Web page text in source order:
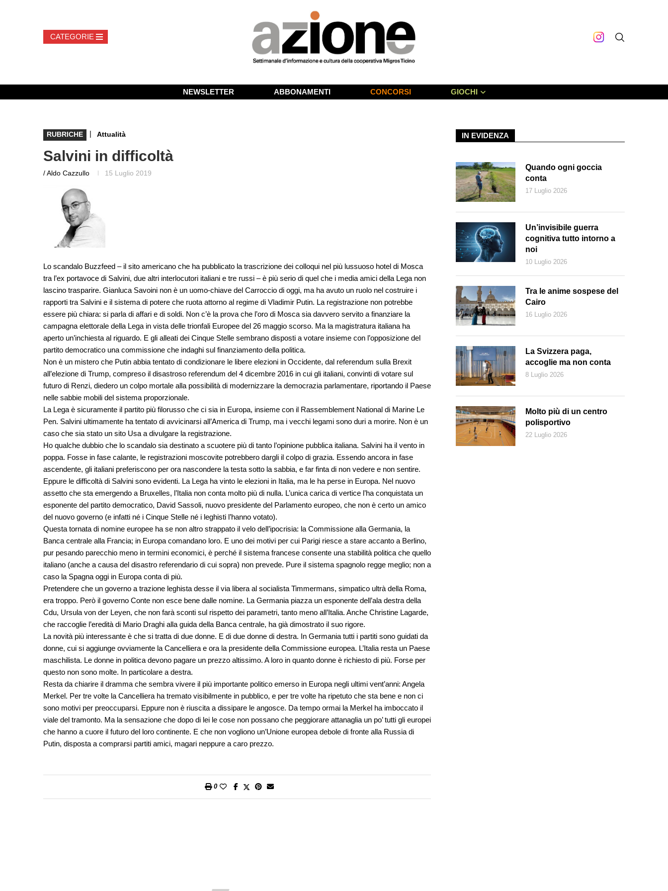
NEWSLETTER ABBONAMENTI CONCORSI GIOCHI
RUBRICHE | Attualità
Salvini in difficoltà
/ Aldo Cazzullo 15 Luglio 2019
Lo scandalo Buzzfeed – il sito americano che ha pubblicato la trascrizione dei colloqui nel più lussuoso hotel di Mosca
tra l’ex portavoce di Salvini, due altri interlocutori italiani e tre russi – è più serio di quel che i media amici della Lega non
lascino trasparire. Gianluca Savoini non è un uomo-chiave del Carroccio di oggi, ma ha avuto un ruolo nel costruire i
rapporti tra Salvini e il sistema di potere che ruota attorno al regime di Vladimir Putin. La registrazione non potrebbe
essere più chiara: si parla di affari e di soldi. Non c’è la prova che l’oro di Mosca sia davvero servito a finanziare la
campagna elettorale della Lega in vista delle trionfali Europee del 26 maggio scorso. Ma la magistratura italiana ha
aperto un’inchiesta al riguardo. E gli alleati dei Cinque Stelle sembrano disposti a votare insieme con l’opposizione del
partito democratico una commissione che indaghi sul finanziamento della politica.
Non è un mistero che Putin abbia tentato di condizionare le libere elezioni in Occidente, dal referendum sulla Brexit
all’elezione di Trump, compreso il disastroso referendum del 4 dicembre 2016 in cui gli italiani, convinti di votare sul
futuro di Renzi, diedero un colpo mortale alla possibilità di modernizzare la democrazia parlamentare, riportando il Paese
nelle sabbie mobili del sistema proporzionale.
La Lega è sicuramente il partito più filorusso che ci sia in Europa, insieme con il Rassemblement National di Marine Le
Pen. Salvini ultimamente ha tentato di avvicinarsi all’America di Trump, ma i vecchi legami sono duri a morire. Non è un
caso che sia stato un sito Usa a divulgare la registrazione.
Ho qualche dubbio che lo scandalo sia destinato a scuotere più di tanto l’opinione pubblica italiana. Salvini ha il vento in
poppa. Fosse in fase calante, le registrazioni moscovite potrebbero dargli il colpo di grazia. Essendo ancora in fase
ascendente, gli italiani preferiscono per ora nascondere la testa sotto la sabbia, e far finta di non vedere e non sentire.
Eppure le difficoltà di Salvini sono evidenti. La Lega ha vinto le elezioni in Italia, ma le ha perse in Europa. Nel nuovo
assetto che sta emergendo a Bruxelles, l’Italia non conta molto più di nulla. L’unica carica di vertice l’ha conquistata un
esponente del partito democratico, David Sassoli, nuovo presidente del Parlamento europeo, che non è certo un amico
del nuovo governo (e infatti né i Cinque Stelle né i leghisti l’hanno votato).
Questa tornata di nomine europee ha se non altro strappato il velo dell’ipocrisia: la Commissione alla Germania, la
Banca centrale alla Francia; in Europa comandano loro. E uno dei motivi per cui Parigi riesce a stare accanto a Berlino,
pur pesando parecchio meno in termini economici, è perché il sistema francese consente una stabilità politica che quello
italiano (anche a causa del disastro referendario di cui sopra) non prevede. Pure il sistema spagnolo regge meglio; non a
caso la Spagna oggi in Europa conta di più.
Pretendere che un governo a trazione leghista desse il via libera al socialista Timmermans, simpatico ultrà della Roma,
era troppo. Però il governo Conte non esce bene dalle nomine. La Germania piazza un esponente dell’ala destra della
Cdu, Ursula von der Leyen, che non farà sconti sul rispetto dei parametri, tanto meno all’Italia. Anche Christine Lagarde,
che raccoglie l’eredità di Mario Draghi alla guida della Banca centrale, ha già dimostrato il suo rigore.
La novità più interessante è che si tratta di due donne. E di due donne di destra. In Germania tutti i partiti sono guidati da
donne, cui si aggiunge ovviamente la Cancelliera e ora la presidente della Commissione europea. L’Italia resta un Paese
maschilista. Le donne in politica devono pagare un prezzo altissimo. A loro in quanto donne è richiesto di più. Forse per
questo non sono molte. In particolare a destra.
Resta da chiarire il dramma che sembra vivere il più importante politico emerso in Europa negli ultimi vent’anni: Angela
Merkel. Per tre volte la Cancelliera ha tremato visibilmente in pubblico, e per tre volte ha ripetuto che sta bene e non ci
sono motivi per preoccuparsi. Eppure non è riuscita a dissipare le angosce. Da tempo ormai la Merkel ha imboccato il
viale del tramonto. Ma la sensazione che dopo di lei le cose non possano che peggiorare attanaglia un po’ tutti gli europei
che hanno a cuore il futuro del loro continente. E che non vogliono un’Unione europea debole di fronte alla Russia di
Putin, disposta a comprarsi partiti amici, magari neppure a caro prezzo.
0
IN EVIDENZA
Quando ogni goccia
conta
17 Luglio 2026
Un’invisibile guerra
cognitiva tutto intorno a
noi
10 Luglio 2026
Tra le anime sospese del
Cairo
16 Luglio 2026
La Svizzera paga,
accoglie ma non conta
8 Luglio 2026
Molto più di un centro
polisportivo
22 Luglio 2026